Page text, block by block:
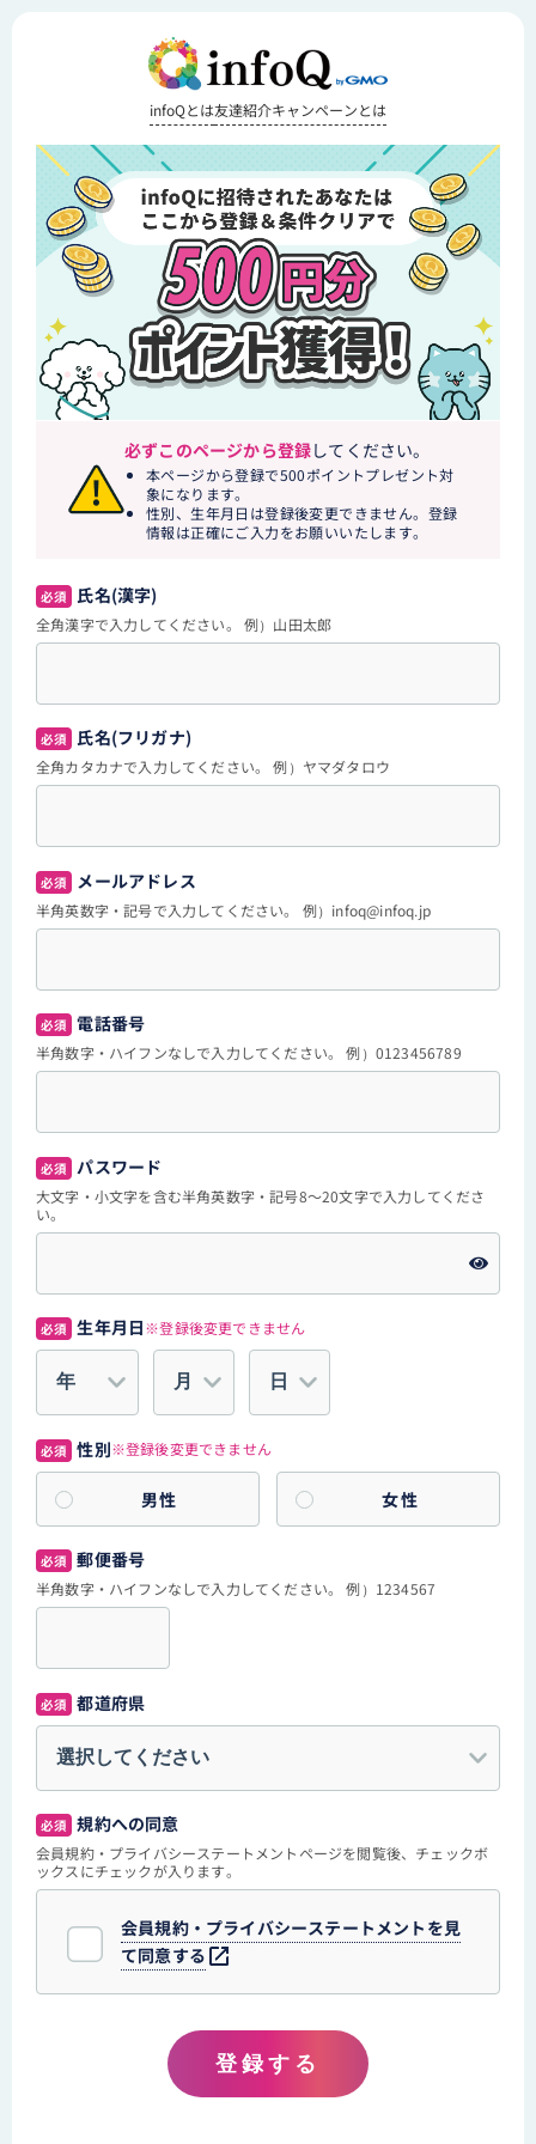
infoQとは友達紹介キャンペーンとは
必ずこのページから登録してください。
本ページから登録で500ポイントプレゼント対
象になります。
性別、生年月日は登録後変更できません。登録
情報は正確にご入力をお願いいたします。
必須 氏名(漢字)
全角漢字で入力してください。 例）山田太郎
必須 氏名(フリガナ)
全角カタカナで入力してください。 例）ヤマダタロウ
必須 メールアドレス
半角英数字・記号で入力してください。 例）infoq@infoq.jp
必須 電話番号
半角数字・ハイフンなしで入力してください。 例）0123456789
必須 パスワード
大文字・小文字を含む半角英数字・記号8～20文字で入力してくださ
い。
必須 生年月日※登録後変更できません
必須 性別※登録後変更できません
男性 女性
必須 郵便番号
半角数字・ハイフンなしで入力してください。 例）1234567
必須 都道府県
必須 規約への同意
会員規約・プライバシーステートメントページを閲覧後、チェックボ
ックスにチェックが入ります。
会員規約・プライバシーステートメントを見
て同意する